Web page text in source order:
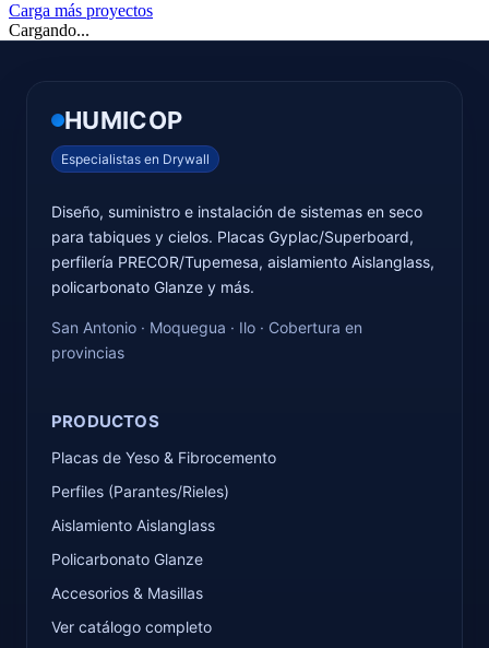
Carga más proyectos
Cargando...
HUMICOP
Especialistas en Drywall
Diseño, suministro e instalación de sistemas en seco
para tabiques y cielos. Placas Gyplac/Superboard,
perfilería PRECOR/Tupemesa, aislamiento Aislanglass,
policarbonato Glanze y más.
San Antonio · Moquegua · Ilo · Cobertura en
provincias
PRODUCTOS
Placas de Yeso & Fibrocemento
Perfiles (Parantes/Rieles)
Aislamiento Aislanglass
Policarbonato Glanze
Accesorios & Masillas
Ver catálogo completo